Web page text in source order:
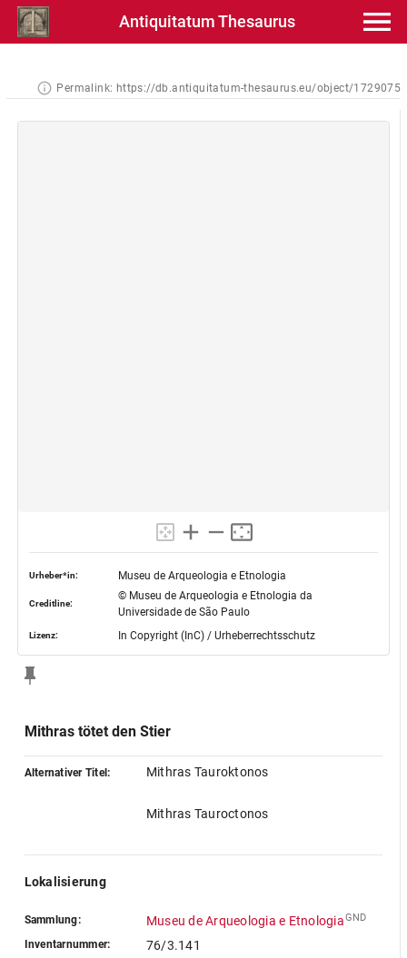
Antiquitatum Thesaurus
Permalink: https://db.antiquitatum-thesaurus.eu/object/1729075
Urheber*in: Museu de Arqueologia e Etnologia
Creditline:
© Museu de Arqueologia e Etnologia da
Universidade de São Paulo
Lizenz: In Copyright (InC) / Urheberrechtsschutz
Mithras tötet den Stier
Alternativer Titel: Mithras Tauroktonos
Mithras Tauroctonos
Lokalisierung
Sammlung: Museu de Arqueologia e EtnologiaGND
Inventarnummer: 76/3.141